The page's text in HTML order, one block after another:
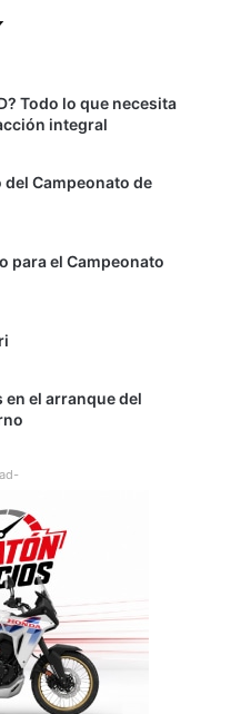
Todo lo que necesita
integral
Campeonato de
para el Campeonato
el arranque del